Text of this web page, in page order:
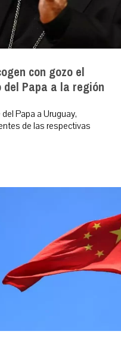
con gozo el
Papa a la región
Papa a Uruguay,
de las respectivas